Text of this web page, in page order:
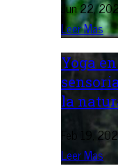
Jun 22,
Leer Mas
Yoga
la
Feb 19,
Leer Mas